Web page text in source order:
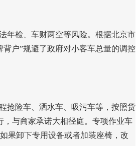
年检、车财两空等风险。根据北京市
户”规避了政府对小客车总量的调控
抢险车、洒水车、吸污车等，按照货
，与商家承诺大相径庭。专项作业车
果卸下专用设备或者加装座椅，改